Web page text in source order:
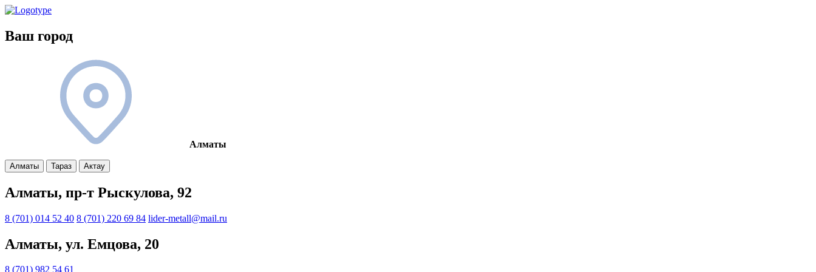
Ваш город
Алматы
Алматы Тараз Актау
Алматы, пр-т Рыскулова, 92
8 (701) 014 52 40 8 (701) 220 69 84 lider-metall@mail.ru
Алматы, ул. Емцова, 20
8 (701) 982 54 61